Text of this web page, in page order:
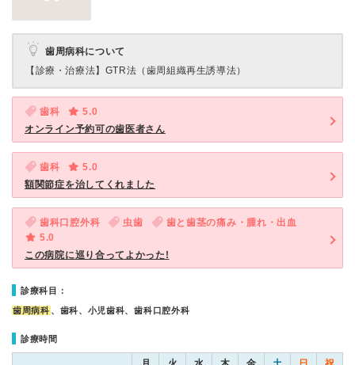
歯周病科について
【診療・治療法】 GTR法（歯周組織再生誘導法）
歯科
5.0
オンライン予約可の歯医者さん
歯科
5.0
額関節症を治してくれました
歯科口腔外科 虫歯
歯と歯茎の痛み・腫れ・出血
5.0
この病院に巡り合ってよかった!
診療科目：
歯周病科 、歯科、小児歯科、歯科口腔外科
診療時間